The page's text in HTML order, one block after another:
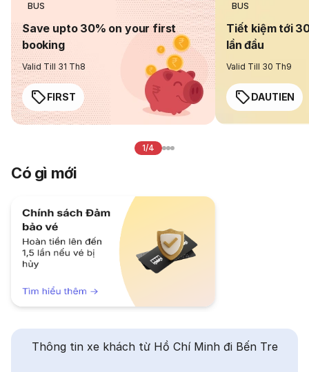
BUS
Save upto 30% on your first
booking
Valid Till 31 Th8
FIRST
BUS
Tiết kiệm tới
lần đầu
Valid Till 30 Th9
DAUTIEN
1/4
Có gì mới
Thông tin xe khách từ Hồ Chí Minh đi Bến Tre